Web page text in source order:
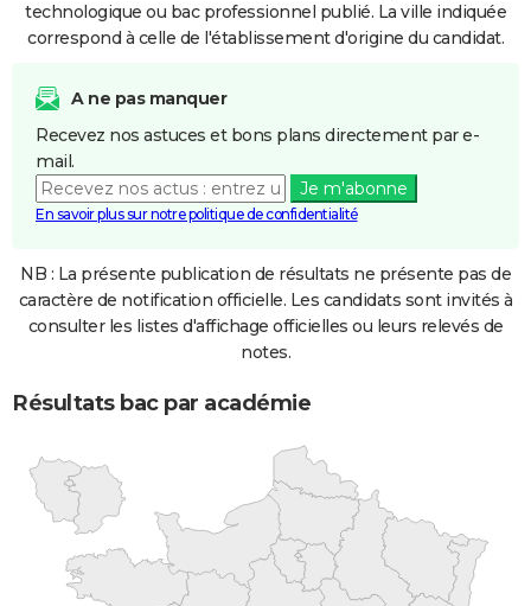
technologique ou bac professionnel publié. La ville indiquée
correspond à celle de l'établissement d'origine du candidat.
A ne pas manquer
Recevez nos astuces et bons plans directement par e-
mail.
Je m'abonne
En savoir plus sur notre politique de confidentialité
NB : La présente publication de résultats ne présente pas de
caractère de notification officielle. Les candidats sont invités à
consulter les listes d'affichage officielles ou leurs relevés de
notes.
Résultats bac par académie